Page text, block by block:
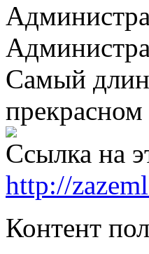
Самый
Ссылка на
http://
Контент